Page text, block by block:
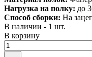
Нагрузка на полку: до
Способ сборки: На
В наличии - 1 шт.
В корзину